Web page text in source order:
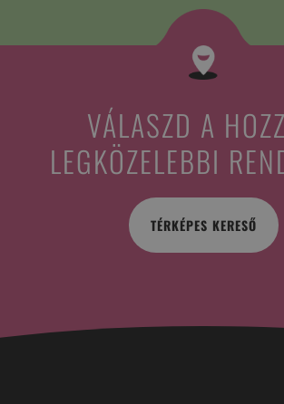
VÁLASZD A
LEGKÖZELEBBI
TÉRKÉPES KERESŐ